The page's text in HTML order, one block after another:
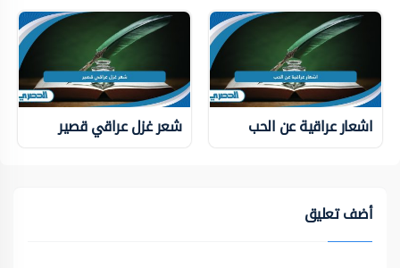
اشعار عراقية عن الحب شعر غزل عراقي قصير
أضف تعليق